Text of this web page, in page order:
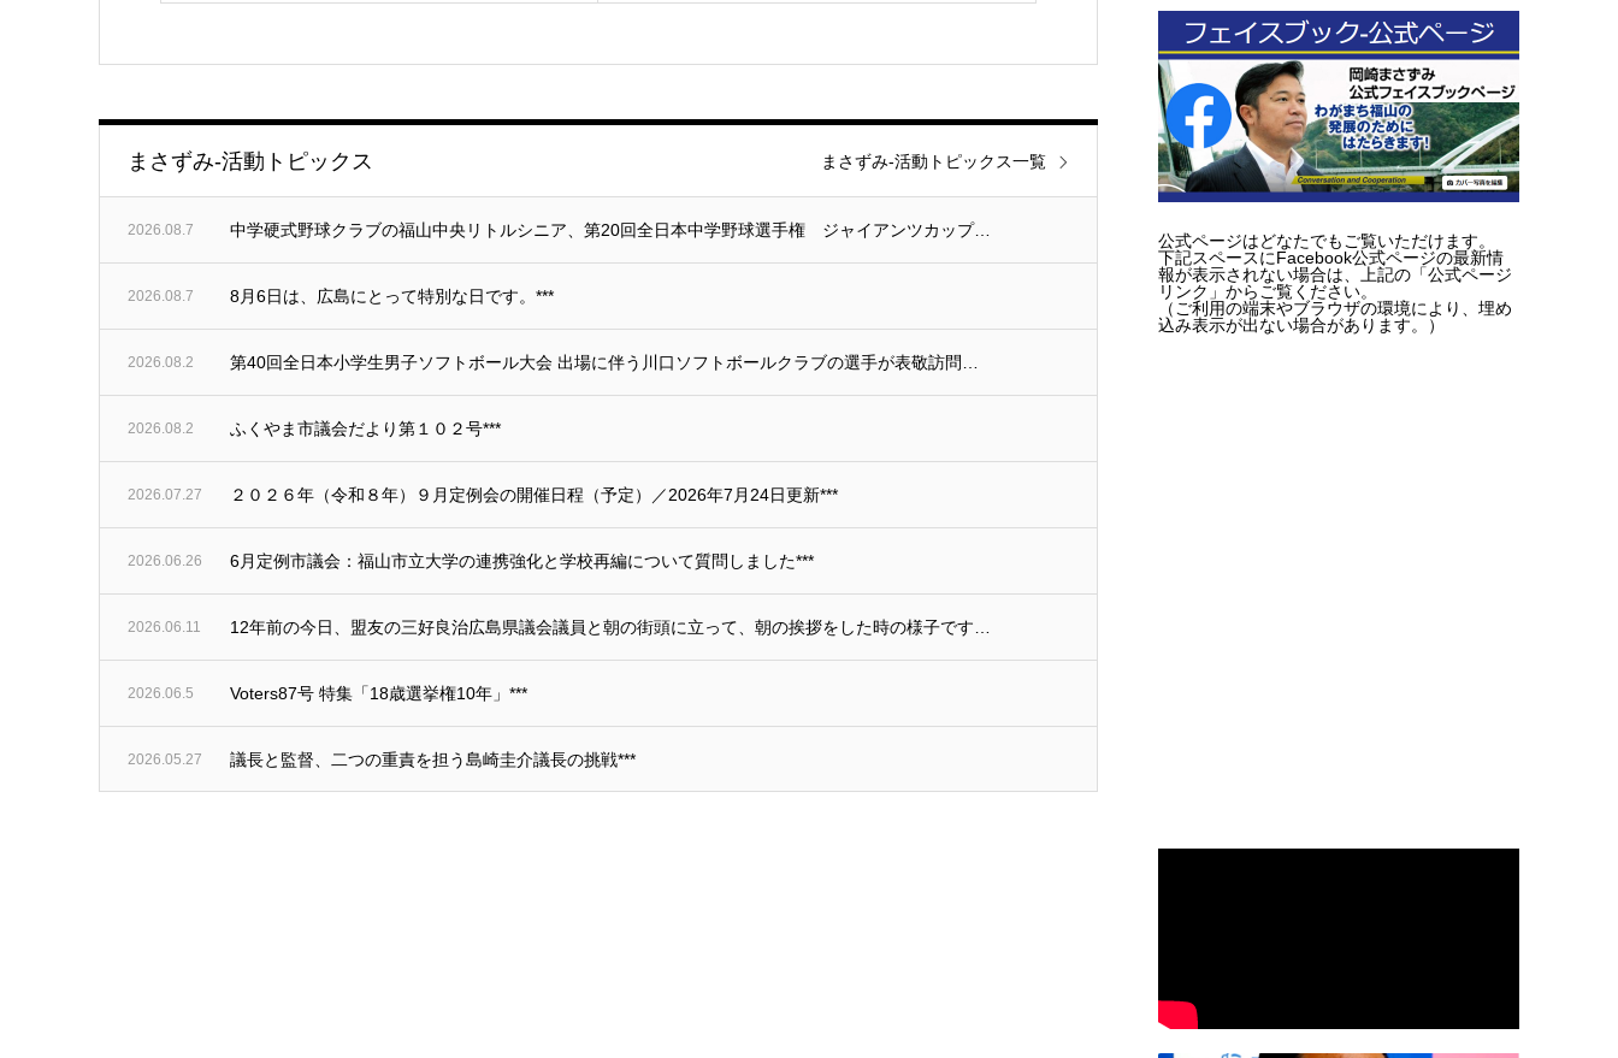
まさずみ-活動トピックス
2026.08.7 中学硬式野球クラブの福山中央リトルシニア、第20回全日本中学野球選手権 ジャイアンツカップ…
2026.08.7 8月6日は、広島にとって特別な日です。***
2026.08.2 第40回全日本小学生男子ソフトボール大会 出場に伴う川口ソフトボールクラブの選手が表敬訪問…
2026.08.2 ふくやま市議会だより第１０２号***
2026.07.27 ２０２６年（令和８年）９月定例会の開催日程（予定）／2026年7月24日更新***
2026.06.26 6月定例市議会：福山市立大学の連携強化と学校再編について質問しました***
2026.06.11 12年前の今日、盟友の三好良治広島県議会議員と朝の街頭に立って、朝の挨拶をした時の様子です…
2026.06.5 Voters87号 特集「18歳選挙権10年」***
2026.05.27 議長と監督、二つの重責を担う島崎圭介議長の挑戦***
まさずみ-活動トピックス一覧
公式ページはどなたでもご覧いただけます。
下記スペースにFacebook公式ページの最新情
報が表示されない場合は、上記の「公式ページ
リンク」からご覧ください。
（ご利用の端末やブラウザの環境により、埋め
込み表示が出ない場合があります。）